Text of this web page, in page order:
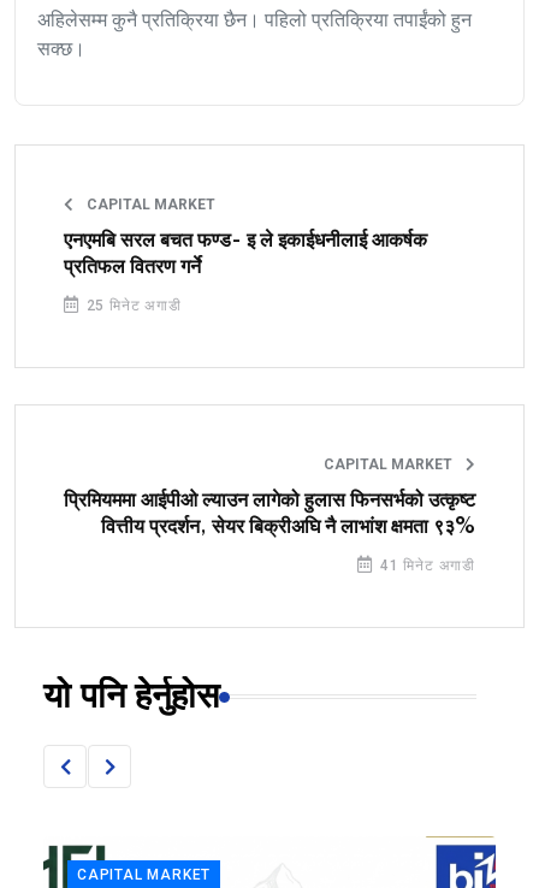
अहिलेसम्म कुनै प्रतिक्रिया छैन। पहिलो प्रतिक्रिया तपाईंको हुन
सक्छ।
CAPITAL MARKET
एनएमबि सरल बचत फण्ड- इ ले इकाईधनीलाई आकर्षक
प्रतिफल वितरण गर्ने
25 मिनेट अगाडी
CAPITAL MARKET
प्रिमियममा आईपीओ ल्याउन लागेको हुलास फिनसर्भको उत्कृष्ट
वित्तीय प्रदर्शन, सेयर बिक्रीअघि नै लाभांश क्षमता ९३%
41 मिनेट अगाडी
यो पनि हेर्नुहोस
CAPITAL MARKET